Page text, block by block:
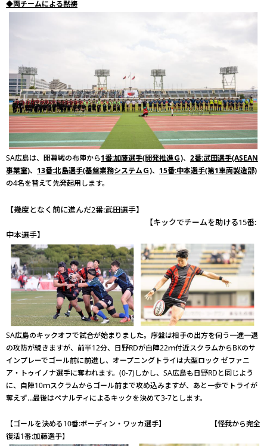
◆両チームによる黙祷
SA広島は、開幕戦の布陣から1番:加藤選手(開発推進Ｇ)、 2番:武田選手(ASEAN
事業室)、 13番:北島選手(基盤業務システムＧ)、 15番:中本選手(第1車両製造部)
の4名を替えて先発起用します。
【幾度となく前に進んだ2番:武田選手】
【キックでチームを助ける15番:
中本選手】
SA広島のキックオフで試合が始まりました。序盤は相手の出方を伺う一進一退
の攻防が続きますが、前半12分、日野RDが自陣22ｍ付近スクラムからBKのサ
インプレーでゴール前に前進し、オープニングトライは大型ロック ゼファニ
ア・トゥイノナ選手に奪われます。(0-7)しかし、SA広島も日野RDと同じよう
に、自陣10ｍスクラムからゴール前まで攻め込みますが、あと一歩でトライが
奪えず…最後はペナルティによるキックを決めて3-7とします。
【ゴールを決める10番:ボーディン・ワッカ選手】 【怪我から完全
復活1番:加藤選手】